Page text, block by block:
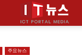
주요뉴스